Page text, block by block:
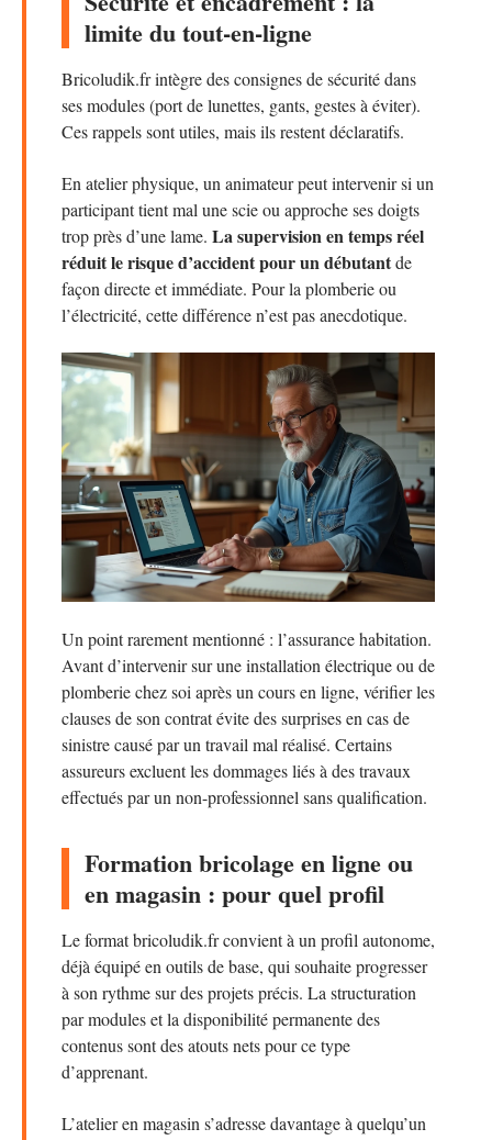
limite du tout-en-ligne
Bricoludik.fr intègre des consignes de sécurité dans
ses modules (port de lunettes, gants, gestes à éviter).
Ces rappels sont utiles, mais ils restent déclaratifs.
En atelier physique, un animateur peut intervenir si un
participant tient mal une scie ou approche ses doigts
trop près d’une lame. La supervision en temps réel
réduit le risque d’accident pour un débutantde
façon directe et immédiate. Pour la plomberie ou
l’électricité, cette différence n’est pas anecdotique.
Un point rarement mentionné : l’assurance habitation.
Avant d’intervenir sur une installation électrique ou de
plomberie chez soi après un cours en ligne, vérifier les
clauses de son contrat évite des surprises en cas de
sinistre causé par un travail mal réalisé. Certains
assureurs excluent les dommages liés à des travaux
effectués par un non-professionnel sans qualification.
Formation bricolage en ligne ou
en magasin : pour quel profil
Le format bricoludik.fr convient à un profil autonome,
déjà équipé en outils de base, qui souhaite progresser
à son rythme sur des projets précis. La structuration
par modules et la disponibilité permanente des
contenus sont des atouts nets pour ce type
d’apprenant.
L’atelier en magasin s’adresse davantage à quelqu’un